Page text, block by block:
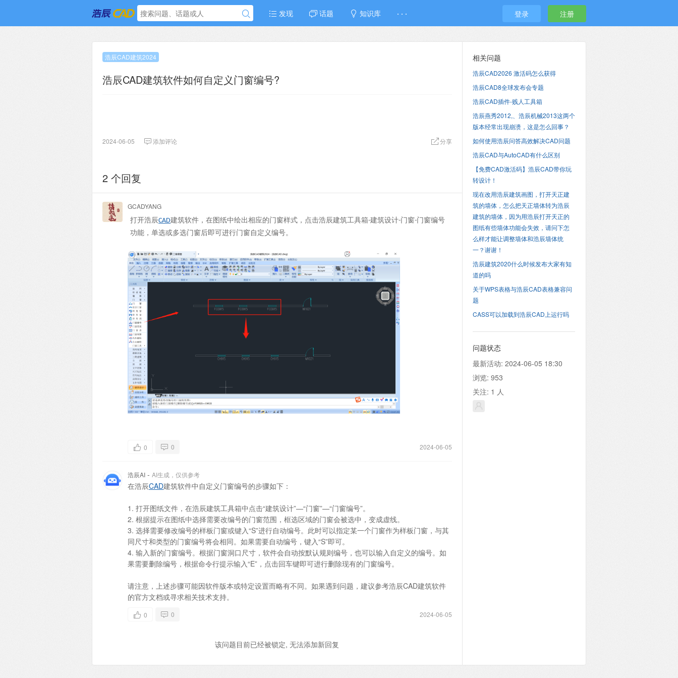
发现 话题 知识库 · · · 登录 注册
浩辰CAD建筑2024
浩辰CAD建筑软件如何自定义门窗编号?
2024-06-05 添加评论 分享
2 个回复
GCADYANG
打开浩辰CAD建筑软件，在图纸中绘出相应的门窗样式，点击浩辰建筑工具箱-建筑设计-门窗-门窗编号
功能，单选或多选门窗后即可进行门窗自定义编号。
2024-06-05
0 0
浩辰AI - AI生成，仅供参考
在浩辰CAD建筑软件中自定义门窗编号的步骤如下：
1. 打开图纸文件，在浩辰建筑工具箱中点击“建筑设计”—“门窗”—“门窗编号”。
2. 根据提示在图纸中选择需要改编号的门窗范围，框选区域的门窗会被选中，变成虚线。
3. 选择需要修改编号的样板门窗或键入“S”进行自动编号。此时可以指定某一个门窗作为样板门窗，与其
同尺寸和类型的门窗编号将会相同。如果需要自动编号，键入“S”即可。
4. 输入新的门窗编号。根据门窗洞口尺寸，软件会自动按默认规则编号，也可以输入自定义的编号。如
果需要删除编号，根据命令行提示输入“E”，点击回车键即可进行删除现有的门窗编号。
请注意，上述步骤可能因软件版本或特定设置而略有不同。如果遇到问题，建议参考浩辰CAD建筑软件
的官方文档或寻求相关技术支持。
2024-06-05
0 0
该问题目前已经被锁定, 无法添加新回复
相关问题
浩辰CAD2026 激活码怎么获得
浩辰CAD8全球发布会专题
浩辰CAD插件-贱人工具箱
浩辰燕秀2012,、浩辰机械2013这两个
版本经常出现崩溃，这是怎么回事？
如何使用浩辰问答高效解决CAD问题
浩辰CAD与AutoCAD有什么区别
【免费CAD激活码】浩辰CAD带你玩
转设计！
现在改用浩辰建筑画图，打开天正建
筑的墙体，怎么把天正墙体转为浩辰
建筑的墙体，因为用浩辰打开天正的
图纸有些墙体功能会失效，请问下怎
么样才能让调整墙体和浩辰墙体统
一？谢谢！
浩辰建筑2020什么时候发布大家有知
道的吗
关于WPS表格与浩辰CAD表格兼容问
题
CASS可以加载到浩辰CAD上运行吗
问题状态
最新活动: 2024-06-05 18:30
浏览: 953
关注: 1 人